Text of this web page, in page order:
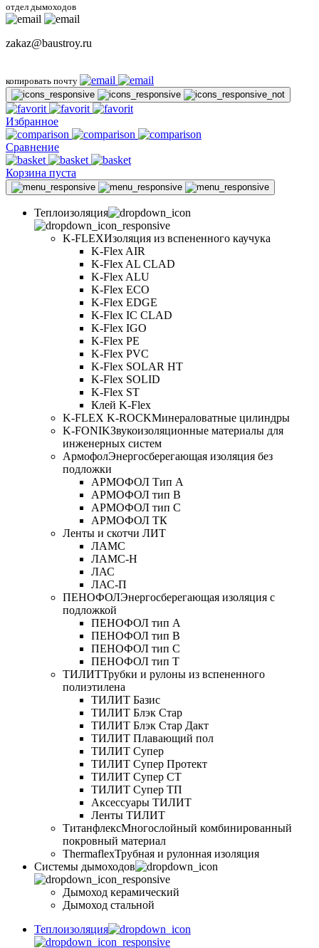
отдел дымоходов
zakaz@baustroy.ru
копировать почту
Избранное
Сравнение
Корзина пуста
Теплоизоляция
K-FLEXИзоляция из вспененного каучука
K-Flex AIR
K-Flex AL CLAD
K-Flex ALU
K-Flex ECO
K-Flex EDGE
K-Flex IC CLAD
K-Flex IGO
K-Flex PE
K-Flex PVC
K-Flex SOLAR HT
K-Flex SOLID
K-Flex ST
Клей K-Flex
K-FLEX K-ROCKМинераловатные цилиндры
K-FONIKЗвукоизоляционные материалы для
инженерных систем
АрмофолЭнергосберегающая изоляция без
подложки
АРМОФОЛ Тип А
АРМОФОЛ тип В
АРМОФОЛ тип C
АРМОФОЛ ТК
Ленты и скотчи ЛИТ
ЛАМС
ЛАМС-Н
ЛАС
ЛАС-П
ПЕНОФОЛЭнергосберегающая изоляция с
подложкой
ПЕНОФОЛ тип А
ПЕНОФОЛ тип B
ПЕНОФОЛ тип C
ПЕНОФОЛ тип T
ТИЛИТТрубки и рулоны из вспененного
полиэтилена
ТИЛИТ Базис
ТИЛИТ Блэк Стар
ТИЛИТ Блэк Стар Дакт
ТИЛИТ Плавающий пол
ТИЛИТ Супер
ТИЛИТ Супер Протект
ТИЛИТ Супер СТ
ТИЛИТ Супер ТП
Аксессуары ТИЛИТ
Ленты ТИЛИТ
ТитанфлексМногослойный комбинированный
покровный материал
ThermaflexТрубная и рулонная изоляция
Cистемы дымоходов
Дымоход керамический
Дымоход стальной
Теплоизоляция